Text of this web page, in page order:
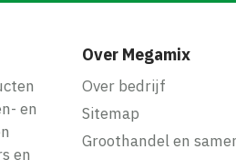
en
en
Over Megamix
Over bedrijf
Sitemap
Groothandel en